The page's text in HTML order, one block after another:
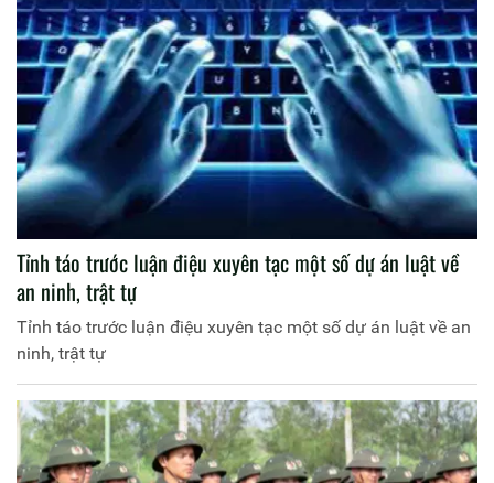
Tỉnh táo trước luận điệu xuyên tạc một số dự án luật về
an ninh, trật tự
Tỉnh táo trước luận điệu xuyên tạc một số dự án luật về an
ninh, trật tự